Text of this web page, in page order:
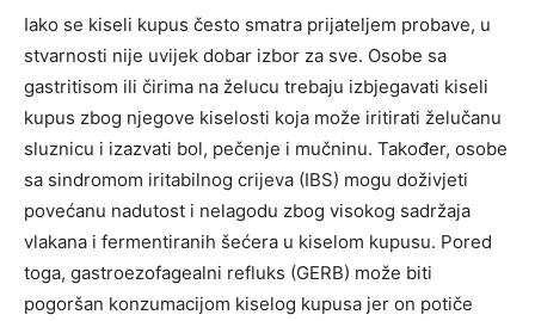
Iako se kiseli kupus često smatra prijateljem probave, u
stvarnosti nije uvijek dobar izbor za sve. Osobe sa
gastritisom ili čirima na želucu trebaju izbjegavati kiseli
kupus zbog njegove kiselosti koja može iritirati želučanu
sluznicu i izazvati bol, pečenje i mučninu. Također, osobe
sa sindromom iritabilnog crijeva (IBS) mogu doživjeti
povećanu nadutost i nelagodu zbog visokog sadržaja
vlakana i fermentiranih šećera u kiselom kupusu. Pored
toga, gastroezofagealni refluks (GERB) može biti
pogoršan konzumacijom kiselog kupusa jer on potiče